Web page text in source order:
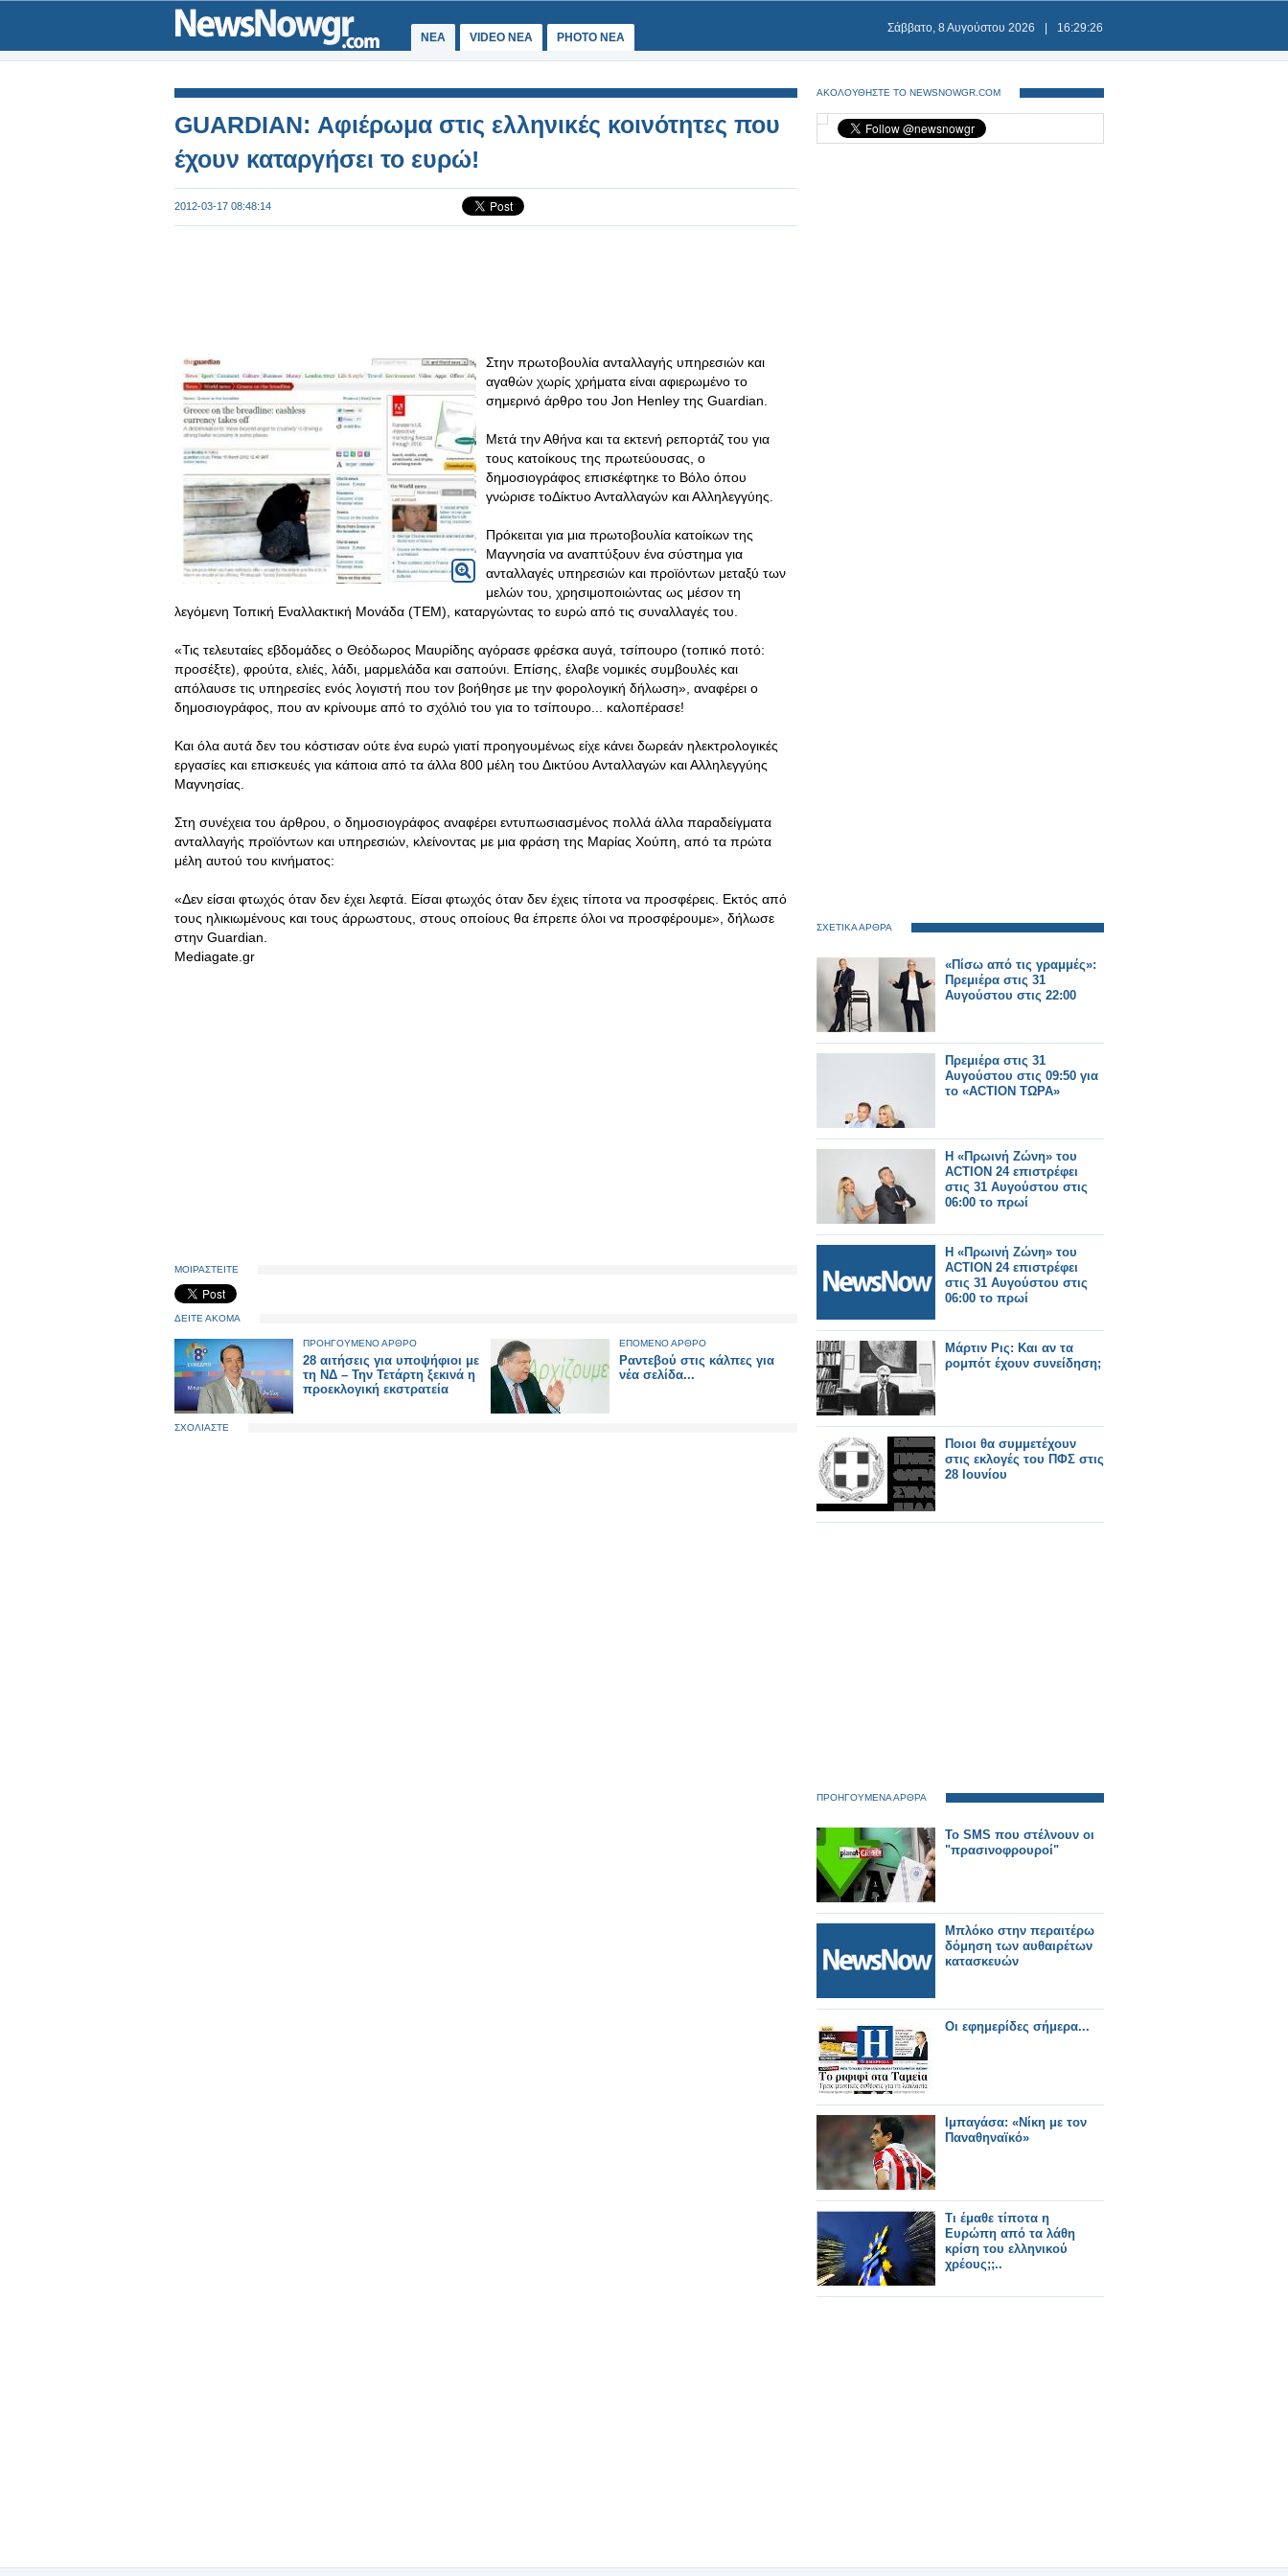
ΝΕΑ VIDEO NEA PHOTO NEA
Σάββατο, 8 Αυγούστου 2026 16:29:26
GUARDIAN: Αφιέρωμα στις ελληνικές κοινότητες που
έχουν καταργήσει το ευρώ!
2012-03-17 08:48:14
Στην πρωτοβουλία ανταλλαγής υπηρεσιών και
αγαθών χωρίς χρήματα είναι αφιερωμένο το
σημερινό άρθρο του Jon Henley της Guardian.
Μετά την Αθήνα και τα εκτενή ρεπορτάζ του για
τους κατοίκους της πρωτεύουσας, ο
δημοσιογράφος επισκέφτηκε το Βόλο όπου
γνώρισε τοΔίκτυο Ανταλλαγών και Αλληλεγγύης.
Πρόκειται για μια πρωτοβουλία κατοίκων της
Μαγνησία να αναπτύξουν ένα σύστημα για
ανταλλαγές υπηρεσιών και προϊόντων μεταξύ των
μελών του, χρησιμοποιώντας ως μέσον τη
λεγόμενη Τοπική Εναλλακτική Μονάδα (ΤΕΜ), καταργώντας το ευρώ από τις συναλλαγές του.
«Τις τελευταίες εβδομάδες ο Θεόδωρος Μαυρίδης αγόρασε φρέσκα αυγά, τσίπουρο (τοπικό ποτό:
προσέξτε), φρούτα, ελιές, λάδι, μαρμελάδα και σαπούνι. Επίσης, έλαβε νομικές συμβουλές και
απόλαυσε τις υπηρεσίες ενός λογιστή που τον βοήθησε με την φορολογική δήλωση», αναφέρει ο
δημοσιογράφος, που αν κρίνουμε από το σχόλιό του για το τσίπουρο... καλοπέρασε!
Και όλα αυτά δεν του κόστισαν ούτε ένα ευρώ γιατί προηγουμένως είχε κάνει δωρεάν ηλεκτρολογικές
εργασίες και επισκευές για κάποια από τα άλλα 800 μέλη του Δικτύου Ανταλλαγών και Αλληλεγγύης
Μαγνησίας.
Στη συνέχεια του άρθρου, ο δημοσιογράφος αναφέρει εντυπωσιασμένος πολλά άλλα παραδείγματα
ανταλλαγής προϊόντων και υπηρεσιών, κλείνοντας με μια φράση της Μαρίας Χούπη, από τα πρώτα
μέλη αυτού του κινήματος:
«Δεν είσαι φτωχός όταν δεν έχει λεφτά. Είσαι φτωχός όταν δεν έχεις τίποτα να προσφέρεις. Εκτός από
τους ηλικιωμένους και τους άρρωστους, στους οποίους θα έπρεπε όλοι να προσφέρουμε», δήλωσε
στην Guardian.
Mediagate.gr
ΜΟΙΡΑΣΤΕΙΤΕ
ΔΕΙΤΕ ΑΚΟΜΑ
ΠΡΟΗΓΟΥΜΕΝΟ ΑΡΘΡΟ
28 αιτήσεις για υποψήφιοι με
τη ΝΔ – Την Τετάρτη ξεκινά η
προεκλογική εκστρατεία
ΕΠΟΜΕΝΟ ΑΡΘΡΟ
Ραντεβού στις κάλπες για
νέα σελίδα...
ΣΧΟΛΙΑΣΤΕ
ΑΚΟΛΟΥΘΗΣΤΕ ΤΟ NEWSNOWGR.COM
ΣΧΕΤΙΚΑ ΑΡΘΡΑ
«Πίσω από τις γραμμές»:
Πρεμιέρα στις 31
Αυγούστου στις 22:00
Πρεμιέρα στις 31
Αυγούστου στις 09:50 για
το «ACTION ΤΩΡΑ»
Η «Πρωινή Ζώνη» του
ACTION 24 επιστρέφει
στις 31 Αυγούστου στις
06:00 το πρωί
Η «Πρωινή Ζώνη» του
ACTION 24 επιστρέφει
στις 31 Αυγούστου στις
06:00 το πρωί
Μάρτιν Ρις: Και αν τα
ρομπότ έχουν συνείδηση;
Ποιοι θα συμμετέχουν
στις εκλογές του ΠΦΣ στις
28 Ιουνίου
ΠΡΟΗΓΟΥΜΕΝΑ ΑΡΘΡΑ
Το SMS που στέλνουν οι
"πρασινοφρουροί"
Μπλόκο στην περαιτέρω
δόμηση των αυθαιρέτων
κατασκευών
Οι εφημερίδες σήμερα...
Ιμπαγάσα: «Νίκη με τον
Παναθηναϊκό»
Τι έμαθε τίποτα η
Ευρώπη από τα λάθη
κρίση του ελληνικού
χρέους;;..